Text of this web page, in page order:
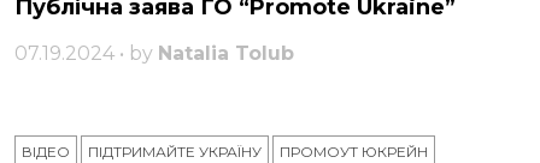
Публічна заява ГО “Promote Ukraine”
07.19.2024 • by Natalia Tolub
ВІДЕО ПІДТРИМАЙТЕ УКРАЇНУ ПРОМОУТ ЮКРЕЙН